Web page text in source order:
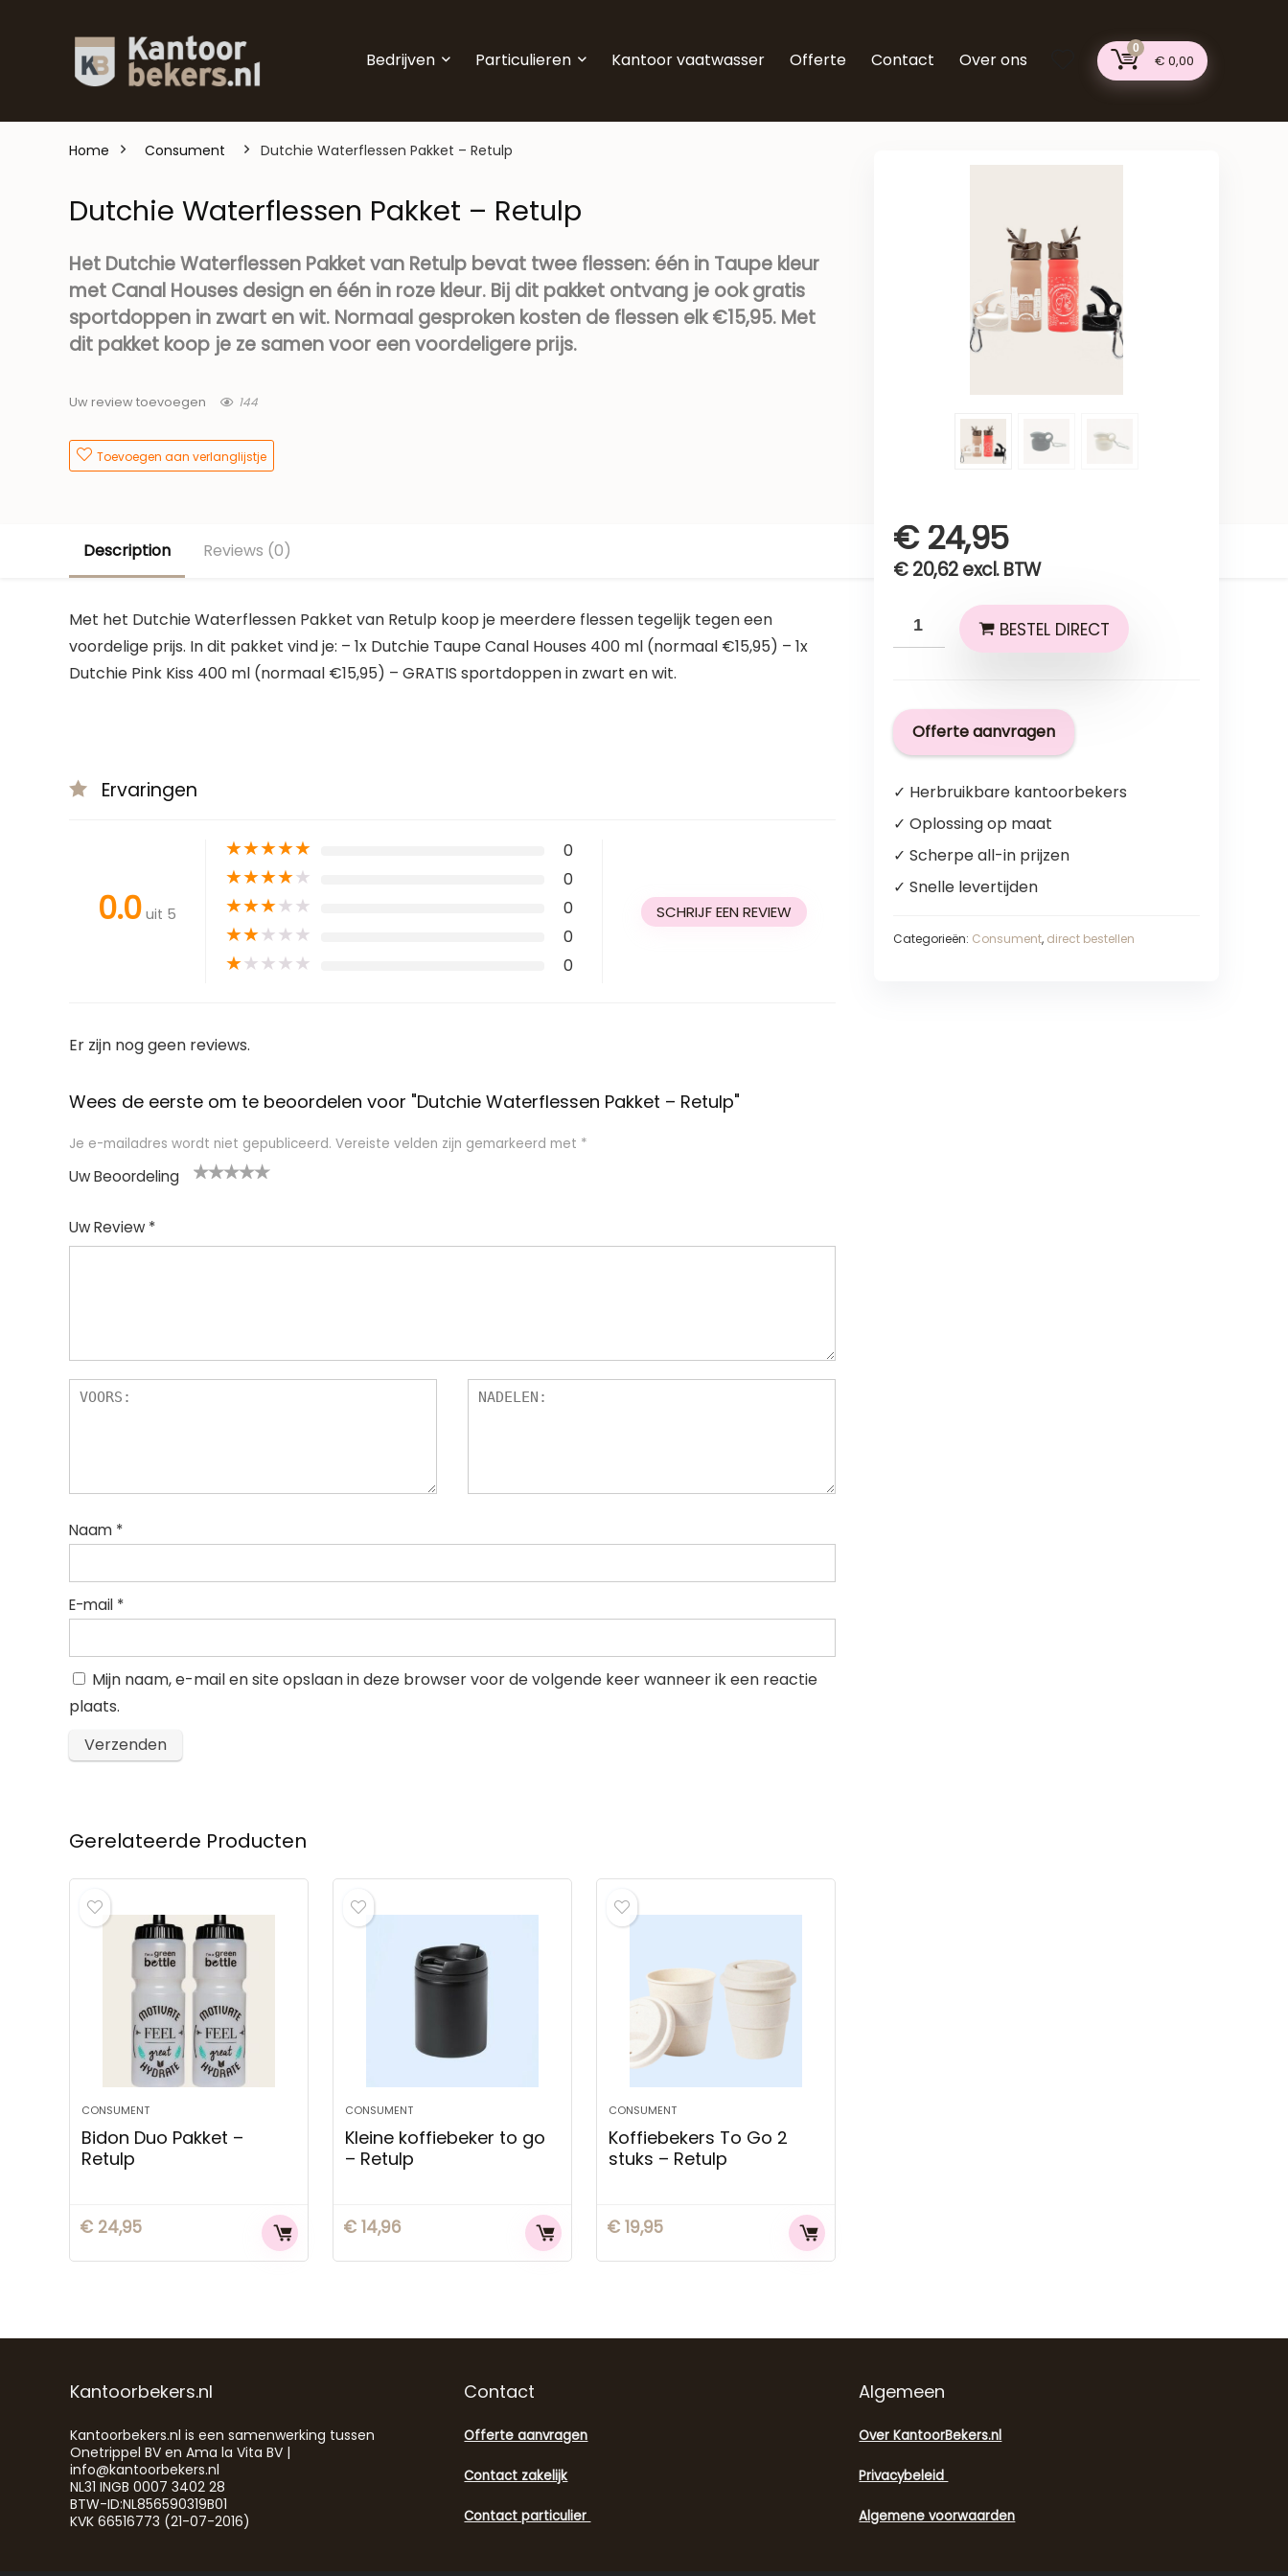
Bedrijven Particulieren Kantoor vaatwasser Offerte Contact Over ons
0
€ 0,00
Home Consument Dutchie Waterflessen Pakket – Retulp
Dutchie Waterflessen Pakket – Retulp
€24,95
€20,62 excl. BTW
BESTEL DIRECT
Offerte aanvragen
✓ Herbruikbare kantoorbekers
✓ Oplossing op maat
✓ Scherpe all-in prijzen
✓ Snelle levertijden
Categorieën: Consument, direct bestellen
Het Dutchie Waterflessen Pakket van Retulp bevat twee flessen: één in Taupe kleur
met Canal Houses design en één in roze kleur. Bij dit pakket ontvang je ook gratis
sportdoppen in zwart en wit. Normaal gesproken kosten de flessen elk €15,95. Met
dit pakket koop je ze samen voor een voordeligere prijs.
Uw review toevoegen 144
Toevoegen aan verlanglijstje
Description Reviews (0)
Met het Dutchie Waterflessen Pakket van Retulp koop je meerdere flessen tegelijk tegen een
voordelige prijs. In dit pakket vind je: – 1x Dutchie Taupe Canal Houses 400 ml (normaal €15,95) – 1x
Dutchie Pink Kiss 400 ml (normaal €15,95) – GRATIS sportdoppen in zwart en wit.
Ervaringen
0.0 uit 5
★★★★★ 0
★★★★★ 0
★★★★★ 0
★★★★★ 0
★★★★★ 0
SCHRIJF EEN REVIEW
Er zijn nog geen reviews.
Wees de eerste om te beoordelen voor "Dutchie Waterflessen Pakket – Retulp"
Je e-mailadres wordt niet gepubliceerd. Vereiste velden zijn gemarkeerd met *
Uw Beoordeling
Uw Review *
Naam *
E-mail *
Mijn naam, e-mail en site opslaan in deze browser voor de volgende keer wanneer ik een reactie
plaats.
Gerelateerde Producten
CONSUMENT
Bidon Duo Pakket –
Retulp
€ 24,95
CONSUMENT
Kleine koffiebeker to go
– Retulp
€14,96
CONSUMENT
Koffiebekers To Go 2
stuks – Retulp
€19,95
Kantoorbekers.nl
Kantoorbekers.nl is een samenwerking tussen
Onetrippel BV en Ama la Vita BV |
info@kantoorbekers.nl
NL31 INGB 0007 3402 28
BTW-ID:NL856590319B01
KVK 66516773 (21-07-2016)
Contact
Offerte aanvragen
Contact zakelijk
Contact particulier
Algemeen
Over KantoorBekers.nl
Privacybeleid
Algemene voorwaarden